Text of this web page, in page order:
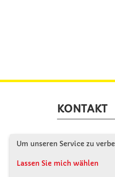
KONTAKT
Winkler
A - 3121
Um unseren Service zu
Lassen Sie mich wählen